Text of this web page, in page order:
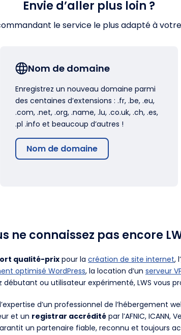
Envie d’aller plus loin ?
le service le plus adapté à
Nom de domaine
Enregistrez un nouveau domaine parmi
des centaines d’extensions : .fr, .be, .eu,
.com, .net, .org, .name, .lu, .co.uk, .ch, .es,
.pl .info et beaucoup d’autres !
Nom de domaine
ne connaissez pas encore
qualité-prix pour la création de site internet, l’
optimisé WordPress, la location d’un serveur
ou utilisateur expérimenté, LWS vous
d’un professionnel de l’hébergement
et un registrar accrédité par l’AFNIC, ICANN,
garantit un partenaire fiable, reconnu et toujours